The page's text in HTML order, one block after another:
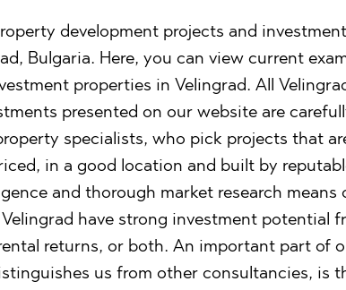
development projects and investment
Bulgaria. Here, you can view current
properties in Velingrad. All
presented on our website are
specialists, who pick projects that
in a good location and built by
and thorough market research means
have strong investment potential
returns, or both. An important part of
us from other consultancies, is